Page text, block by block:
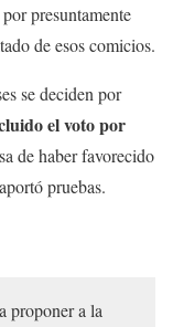
presuntamente
de esos comicios.
se deciden por
el voto por
de haber favorecido
pruebas.
proponer a la